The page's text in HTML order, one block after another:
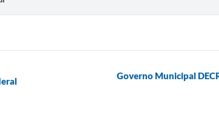
Governo Municipal